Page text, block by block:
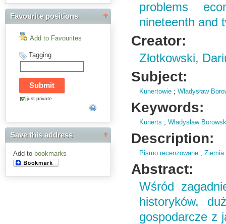
Favourite positions
Add to Favourites
Tagging
just private
Save this address
Add to bookmarks
problems
nineteenth and
Creator:
Złotkowski,
Subject:
Kunertowie ;Władysław
Keywords:
Kunerts ;Władysław
Description:
Pismo recenzowane ;Ziemia
Abstract:
Wśród
historyków,
gospodarcze z